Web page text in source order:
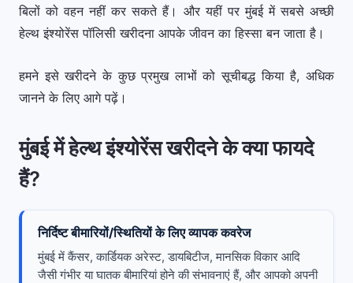
बिलों को वहन नहीं कर सकते हैं। और यहीं पर मुंबई में सबसे अच्छी
हेल्थ इंश्योरेंस पॉलिसी खरीदना आपके जीवन का हिस्सा बन जाता है।
हमने इसे खरीदने के कुछ प्रमुख लाभों को सूचीबद्ध किया है, अधिक
जानने के लिए आगे पढ़ें।
मुंबई में हेल्थ इंश्योरेंस खरीदने के क्या फायदे
हैं?
निर्दिष्ट बीमारियों/स्थितियों के लिए व्यापक कवरेज
मुंबई में कैंसर, कार्डियक अरेस्ट, डायबिटीज, मानसिक विकार आदि
जैसी गंभीर या घातक बीमारियां होने की संभावनाएं हैं, और आपको अपनी